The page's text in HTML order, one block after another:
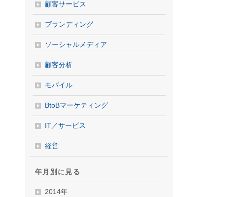
顧客サービス
ブランディング
ソーシャルメディア
顧客分析
モバイル
BtoBマーケティング
IT／サービス
経営
年月別に見る
2014年